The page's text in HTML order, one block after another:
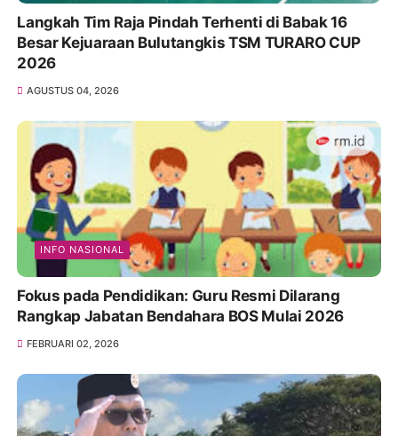
Langkah Tim Raja Pindah Terhenti di Babak 16
Besar Kejuaraan Bulutangkis TSM TURARO CUP
2026
AGUSTUS 04, 2026
INFO NASIONAL
Fokus pada Pendidikan: Guru Resmi Dilarang
Rangkap Jabatan Bendahara BOS Mulai 2026
FEBRUARI 02, 2026